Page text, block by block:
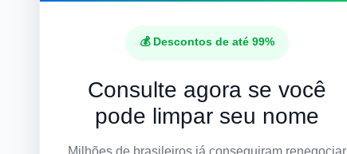
💰 Descontos de até 99%
Consulte agora se você
pode limpar seu nome
Milhões de brasileiros já conseguiram renegociar